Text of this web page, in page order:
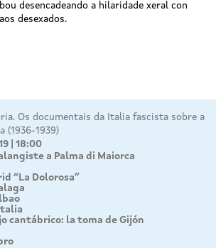
desencadeando a hilaridade xeral con
desexados.
Os documentais da Italia fascista sobre a
(1936-1939)
| 18:00
a Palma di Maiorca
“La Dolorosa”
cantábrico: la toma de Gijón